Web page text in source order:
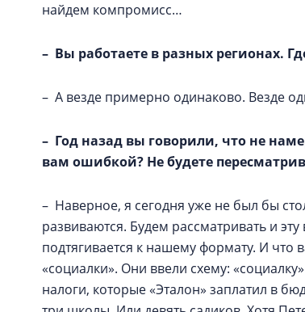
найдем компромисс…
– Вы работаете в разных регионах.
– А везде примерно одинаково. Везде
– Год назад вы говорили, что не
вам ошибкой? Не будете
– Наверное, я сегодня уже не был бы
развиваются. Будем рассматривать и
подтягивается к нашему формату. И
«социалки». Они ввели схему:
налоги, которые «Эталон» заплатил в